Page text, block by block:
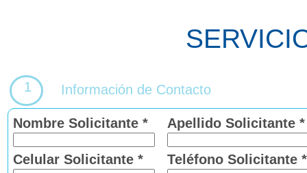
1 Información de Contacto
Nombre Solicitante * Apellido Solicitante *
Celular Solicitante * Teléfono Solicitante *